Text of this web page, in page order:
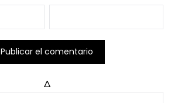
Δ